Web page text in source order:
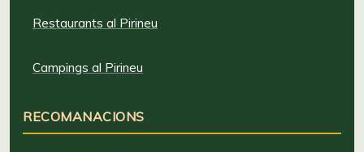
Restaurants al Pirineu
Campings al Pirineu
RECOMANACIONS